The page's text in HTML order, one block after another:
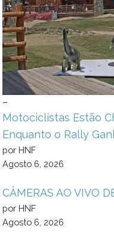
–
Motociclistas Estão
Enquanto o Rally
por HNF
Agosto 6, 2026
CÂMERAS AO VIVO
por HNF
Agosto 6, 2026